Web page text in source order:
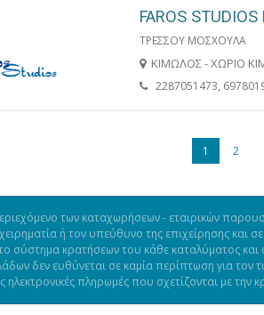
FAROS
ΤΡΕΣΣΟΥ ΜΟΣΧΟΥΛΑ
ΚΙΜΩΛΟΣ - ΧΩΡΙΟ
2287051473,
1 2
των καταχωρήσεων - εταιρικών
ή τον υπεύθυνο της επιχείρησης και
σύστημα κρατήσεων του κάθε καταλύματος
δεν ευθύνεται σε καμία περίπτωση για
ηλεκτρονικές πληρωμές που σχετίζονται με την